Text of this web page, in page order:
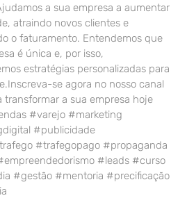
a sua empresa a aumentar
atraindo novos clientes e
o faturamento. Entendemos que
é única e, por isso,
estratégias personalizadas para
se agora no nosso canal
transformar a sua empresa hoje
#varejo #marketing
#publicidade
#trafegopago #propaganda
#leads #curso
#gestão #mentoria #precificação